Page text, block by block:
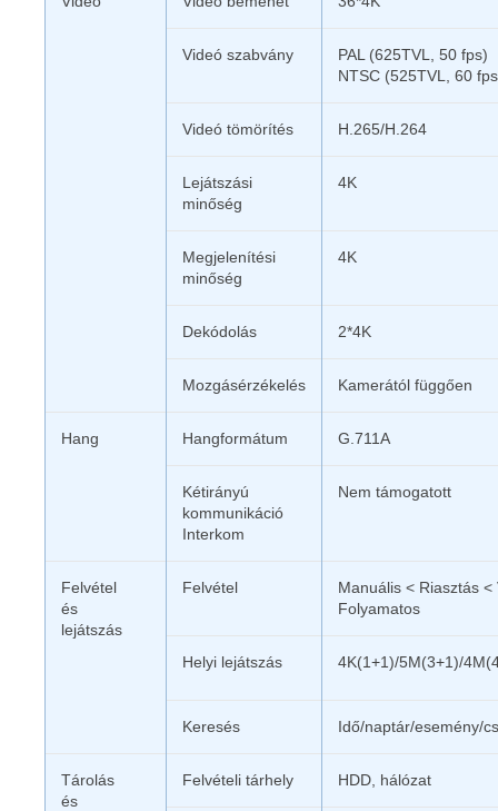
Videó szabvány
PAL (625TVL, 50 fps)
NTSC (525TVL, 60
Videó tömörítés H.265/H.264
Lejátszási
minőség
4K
Megjelenítési
minőség
4K
Dekódolás 2*4K
Mozgásérzékelés Kamerától függően
Hang Hangformátum G.711A
Kétirányú
kommunikáció
Interkom
Nem támogatott
Felvétel
és
lejátszás
Felvétel
Manuális < Riasztás
Folyamatos
Helyi lejátszás 4K(1+1)/5M(3+1)/
Keresés Idő/naptár/esemény/
Tárolás
és
Felvételi tárhely HDD, hálózat